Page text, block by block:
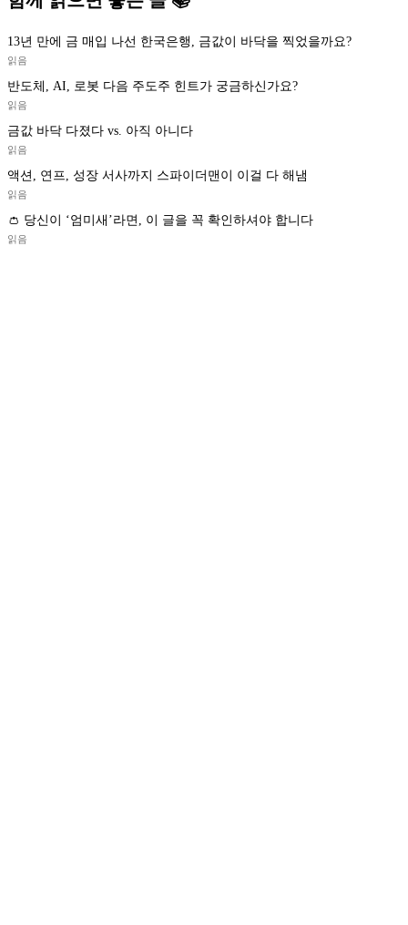
13년 만에 금 매입 나선 한국은행, 금값이 바닥을 찍었을까요?
읽음
반도체, AI, 로봇 다음 주도주 힌트가 궁금하신가요?
읽음
금값 바닥 다졌다 vs. 아직 아니다
읽음
액션, 연프, 성장 서사까지 스파이더맨이 이걸 다 해냄
읽음
👛 당신이 ‘엄미새’라면, 이 글을 꼭 확인하셔야 합니다
읽음